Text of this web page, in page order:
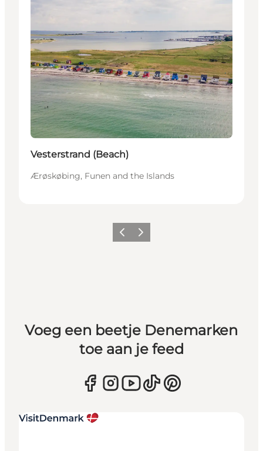
Vesterstrand (Beach)
Ærøskøbing, Funen and the Islands
Vorige Volgende
Voeg een beetje Denemarken
toe aan je feed